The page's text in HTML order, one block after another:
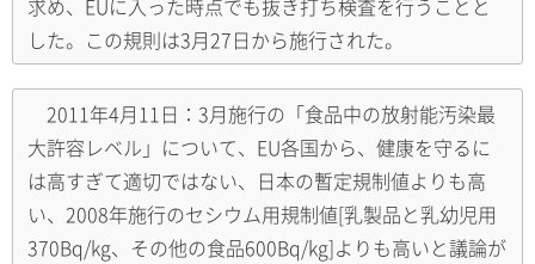
した。この規則は3月27日から施行された。
2011年4月11日：3月施行の「食品中の放射能汚染最
大許容レベル」について、EU各国から、健康を守るに
は高すぎて適切ではない、日本の暫定規制値よりも高
い、2008年施行のセシウム用規制値[乳製品と乳幼児用
370Bq/kg、その他の食品600Bq/kg]よりも高いと議論が